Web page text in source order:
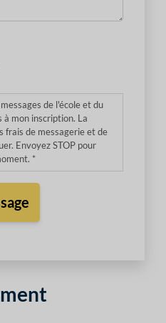
de l'école et du
à mon inscription. La
frais de messagerie et de
Envoyez STOP pour
*